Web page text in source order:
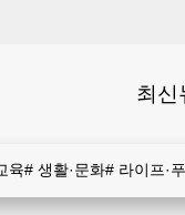
최신
육# 생활·문화# 라이프·